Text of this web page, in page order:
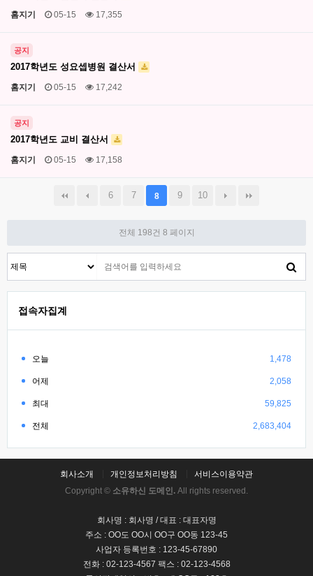
홈지기 05-15 17,355
공지
2017학년도 성요셉병원 결산서
홈지기 05-15 17,242
공지
2017학년도 교비 결산서
홈지기 05-15 17,158
6 7 8 9 10
전체 198건 8 페이지
접속자집계
오늘 1,478
어제 2,058
최대 59,825
전체 2,683,404
회사소개 개인정보처리방침
서비스이용약관
Copyright © 소유하신 도메인. All rights reserved.
회사명 : 회사명 / 대표 : 대표자명
주소 : OO도 OO시 OO구 OO동 123-45
사업자 등록번호 : 123-45-67890
전화 : 02-123-4567 팩스 : 02-123-4568